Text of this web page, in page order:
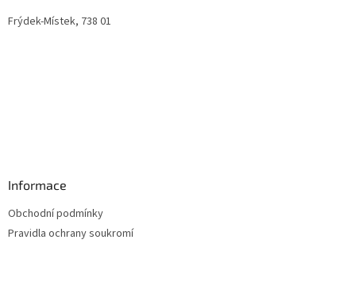
Frýdek-Místek, 738 01
Informace
Obchodní podmínky
Pravidla ochrany soukromí